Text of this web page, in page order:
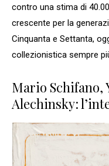
contro una stima di
crescente per la
Cinquanta e Settanta,
collezionistica sempre
Mario Schifano,
Alechinsky: